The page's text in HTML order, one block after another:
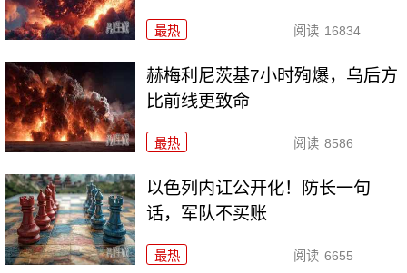
最热 阅读 16834
赫梅利尼茨基7小时殉爆，乌后方
比前线更致命
最热 阅读 8586
以色列内讧公开化！防长一句
话，军队不买账
最热 阅读 6655